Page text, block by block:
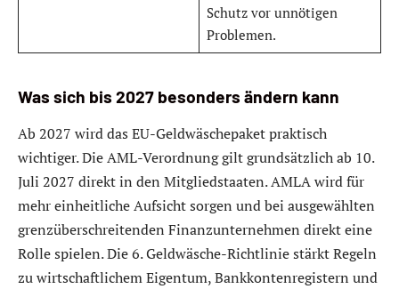
Schutz vor unnötigen
Problemen.
Was sich bis 2027 besonders ändern kann
Ab 2027 wird das EU-Geldwäschepaket praktisch
wichtiger. Die AML-Verordnung gilt grundsätzlich ab 10.
Juli 2027 direkt in den Mitgliedstaaten. AMLA wird für
mehr einheitliche Aufsicht sorgen und bei ausgewählten
grenzüberschreitenden Finanzunternehmen direkt eine
Rolle spielen. Die 6. Geldwäsche-Richtlinie stärkt Regeln
zu wirtschaftlichem Eigentum, Bankkontenregistern und